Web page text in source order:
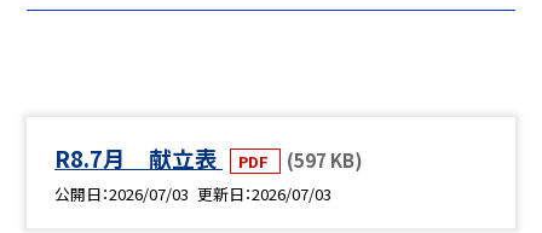
R8.7月 献立表 PDF (597 KB)
公開日 2026/07/03 更新日 2026/07/03